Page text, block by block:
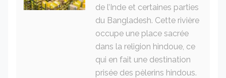
de l’Inde et certaines parties
du Bangladesh. Cette rivière
occupe une place sacrée
dans la religion hindoue, ce
qui en fait une destination
prisée des pèlerins hindous.